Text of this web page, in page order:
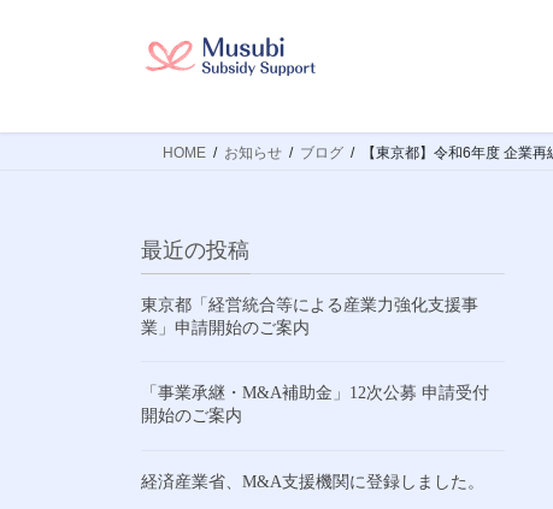
ツ
シ
HOME お知らせ ブログ 【東京都】令和6年度 企業
最近の投稿
東京都「経営統合等による産業力強化支援事
業」申請開始のご案内
「事業承継・M&A補助金」12次公募 申請受付
開始のご案内
経済産業省、M&A支援機関に登録しました。